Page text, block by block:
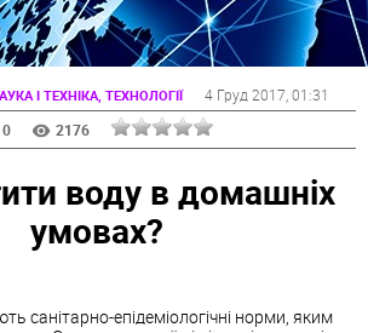
І ТЕХНІКА, ТЕХНОЛОГІЇ 4 Груд 2017 , 01:31
0
2176
воду в домашніх
умовах?
санітарно-епідеміологічні норми, яким